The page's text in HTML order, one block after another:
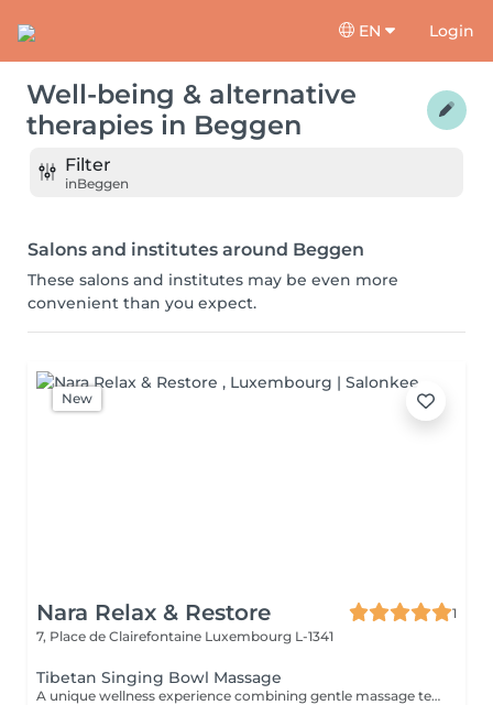
EN Login
Well-being & alternative
therapies in Beggen
Filter
inBeggen
Salons and institutes around Beggen
These salons and institutes may be even more
convenient than you expect.
New
Nara Relax & Restore
1
7, Place de Clairefontaine Luxembourg L-1341
Tibetan Singing Bowl Massage
A unique wellness experience combining gentle massage techniques, aromatic oils, and the soothing sounds of Tibetan singing bowls. The harmonious vibrations and calming tones create a deeply immersive atmosphere, helping you disconnect from daily stress and enjoy a moment of complete tranquility.